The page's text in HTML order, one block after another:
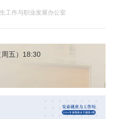
工作与职业发展办公室
五）18:30